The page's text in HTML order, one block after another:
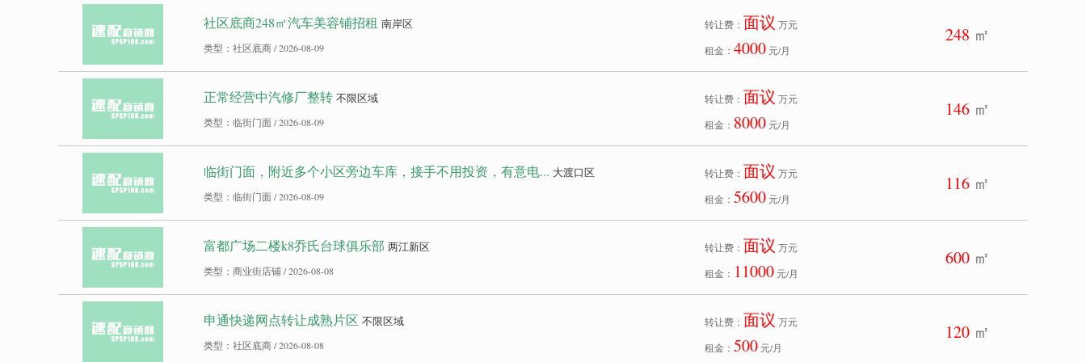
社区底商248㎡汽车美容铺招租 南岸区
类型：社区底商 / 2026-08-09
转让费： 面议 万元
租金： 4000 元/月
248 ㎡
正常经营中汽修厂整转 不限区域
类型：临街门面 / 2026-08-09
转让费： 面议 万元
租金： 8000 元/月
146㎡
临街门面，附近多个小区旁边车库，接手不用投资，有意电... 大渡口区
类型：临街门面 / 2026-08-09
转让费： 面议 万元
租金： 5600 元/月
116㎡
富都广场二楼k8乔氏台球俱乐部 两江新区
类型：商业街店铺 / 2026-08-08
转让费： 面议 万元
租金： 11000 元/月
600㎡
申通快递网点转让成熟片区 不限区域
类型：社区底商 / 2026-08-08
转让费： 面议 万元
租金： 500 元/月
120㎡